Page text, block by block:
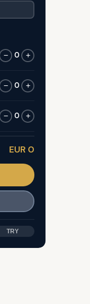
− 0 +
− 0 +
− 0 +
EUR 0
TRY